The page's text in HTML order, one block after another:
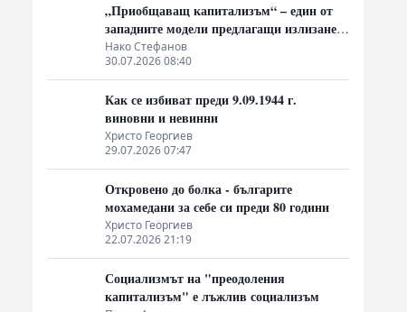
„Приобщаващ капитализъм“ – един от
западните модели предлагащи излизане
от системата на неолиберализма
Нако Стефанов
30.07.2026 08:40
Как се избиват преди 9.09.1944 г.
виновни и невинни
Христо Георгиев
29.07.2026 07:47
Откровено до болка - българите
мохамедани за себе си преди 80 години
Христо Георгиев
22.07.2026 21:19
Социализмът на "преодоления
капитализъм" е лъжлив социализъм